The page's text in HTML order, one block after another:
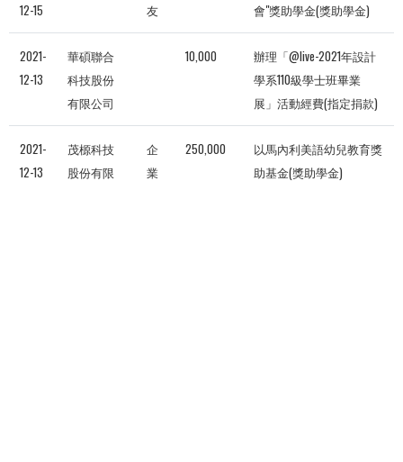
12-15
友
會"獎助學金(獎助學金)
2021-
12-13
華碩聯合
科技股份
有限公司
10,000
辦理「@live-2021年設計
學系110級學士班畢業
展」活動經費(指定捐款)
2021-
12-13
茂榞科技
股份有限
企
業
250,000
以馬內利美語幼兒教育獎
助基金(獎助學金)